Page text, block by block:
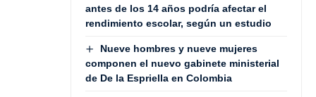
antes de los 14 años podría afectar el
rendimiento escolar, según un estudio
Nueve hombres y nueve mujeres
componen el nuevo gabinete ministerial
de De la Espriella en Colombia